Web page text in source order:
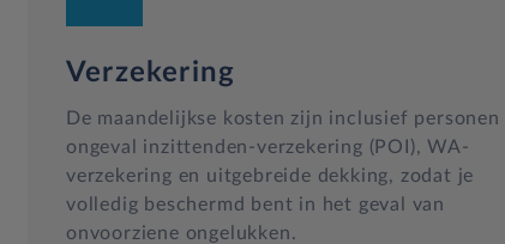
Verzekering
De maandelijkse kosten zijn inclusief personen
ongeval inzittenden-verzekering (POI), WA-
verzekering en uitgebreide dekking, zodat je
volledig beschermd bent in het geval van
onvoorziene ongelukken.